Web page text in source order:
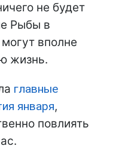
не будет
Рыбы в
вполне
жизнь.
главные
января,
повлиять